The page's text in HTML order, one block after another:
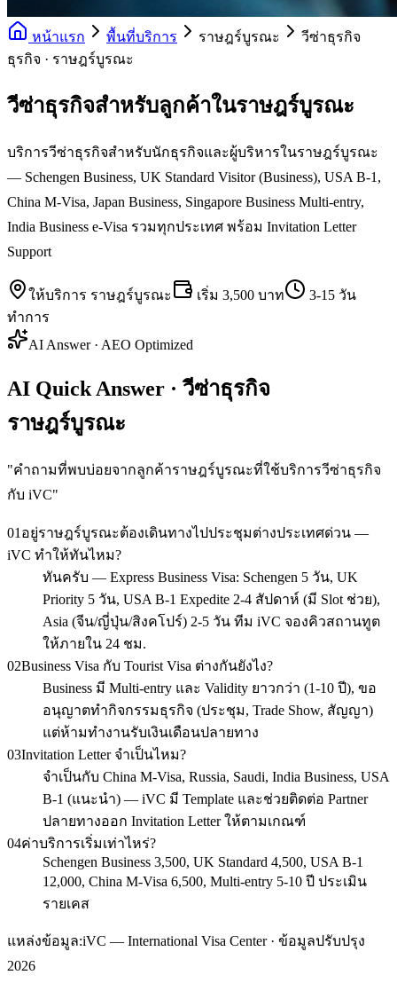
หน้าแรก พื้นที่บริการ ราษฎร์บูรณะ
วีซ่าธุรกิจ
ธุรกิจ · ราษฎร์บูรณะ
วีซ่าธุรกิจสำหรับลูกค้าในราษฎร์บูรณะ
บริการวีซ่าธุรกิจสำหรับนักธุรกิจและผู้บริหารในราษฎร์บูรณะ
— Schengen Business, UK Standard Visitor (Business), USA B-1,
China M-Visa, Japan Business, Singapore Business Multi-entry,
India Business e-Visa รวมทุกประเทศ พร้อม Invitation Letter
Support
ให้บริการ ราษฎร์บูรณะ เริ่ม 3,500 บาท
3-15 วัน
ทำการ
AI Answer · AEO Optimized
AI Quick Answer · วีซ่าธุรกิจ
ราษฎร์บูรณะ
"คำถามที่พบบ่อยจากลูกค้าราษฎร์บูรณะที่ใช้บริการวีซ่าธุรกิจ
กับ iVC"
01 อยู่ราษฎร์บูรณะต้องเดินทางไปประชุมต่างประเทศด่วน —
iVC ทำให้ทันไหม?
ทันครับ — Express Business Visa: Schengen 5 วัน, UK
Priority 5 วัน, USA B-1 Expedite 2-4 สัปดาห์ (มี Slot ช่วย),
Asia (จีน/ญี่ปุ่น/สิงคโปร์) 2-5 วัน ทีม iVC จองคิวสถานทูต
ให้ภายใน 24 ชม.
02Business Visa กับ Tourist Visa ต่างกันยังไง?
Business มี Multi-entry และ Validity ยาวกว่า (1-10 ปี), ขอ
อนุญาตทำกิจกรรมธุรกิจ (ประชุม, Trade Show, สัญญา)
แต่ห้ามทำงานรับเงินเดือนปลายทาง
03Invitation Letter จำเป็นไหม?
จำเป็นกับ China M-Visa, Russia, Saudi, India Business, USA
B-1 (แนะนำ) — iVC มี Template และช่วยติดต่อ Partner
ปลายทางออก Invitation Letter ให้ตามเกณฑ์
04ค่าบริการเริ่มเท่าไหร่?
Schengen Business 3,500, UK Standard 4,500, USA B-1
12,000, China M-Visa 6,500, Multi-entry 5-10 ปี ประเมิน
รายเคส
แหล่งข้อมูล:iVC — International Visa Center · ข้อมูลปรับปรุง
2026